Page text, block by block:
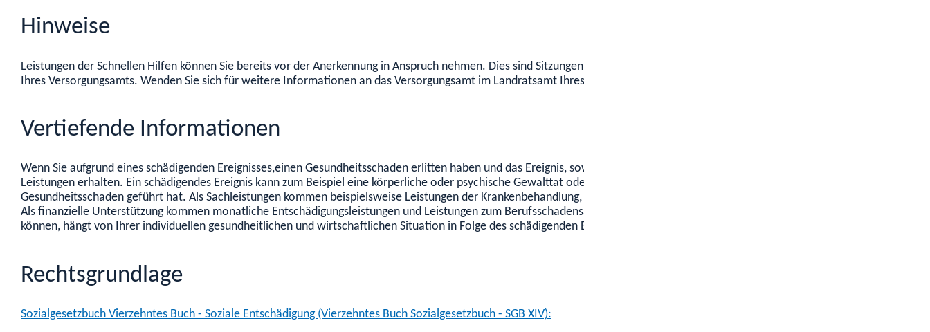
Hinweise
Leistungen der Schnellen Hilfen können Sie bereits vor der Anerkennung in Anspruch nehmen. Dies sind Sitzungen in einer Traumaambulanz und Leistungen des Fallmanagements
Ihres Versorgungsamts. Wenden Sie sich für weitere Informationen an das Versorgungsamt im Landratsamt Ihres Wohnsitzes.
Vertiefende Informationen
Wenn Sie aufgrund eines schädigenden Ereignisses,einen Gesundheitsschaden erlitten haben und das Ereignis, sowie dessen Folgen, anerkannt wurden, können Sie bestimmte
Leistungen erhalten. Ein schädigendes Ereignis kann zum Beispiel eine körperliche oder psychische Gewalttat oder eine bestimmte Impfung sein, die zu einem
Gesundheitsschaden geführt hat. Als Sachleistungen kommen beispielsweise Leistungen der Krankenbehandlung, zur Teilhabe oder aufgrund einer Pflegebedürftigkeit in Betracht.
Als finanzielle Unterstützung kommen monatliche Entschädigungsleistungen und Leistungen zum Berufsschadensausgleich in Betracht. Ob und welche Leistungen Ihnen zustehen
können, hängt von Ihrer individuellen gesundheitlichen und wirtschaftlichen Situation in Folge des schädigenden Ereignisses ab.
Rechtsgrundlage
Sozialgesetzbuch Vierzehntes Buch - Soziale Entschädigung (Vierzehntes Buch Sozialgesetzbuch - SGB XIV):